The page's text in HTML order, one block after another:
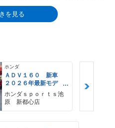
式クラッチやマグネシウム鍛造ホイ
ラーなどの専用装備が奢られ、クイ
を見る
ホンダ
ＡＤＶ１６０ 新車
２０２６年最新モデ
ル パールスモーキー
グレー スマートキ
ー ２９Ｌメットイ
ホンダｓｐｏｒｔｓ池
原 新都心店